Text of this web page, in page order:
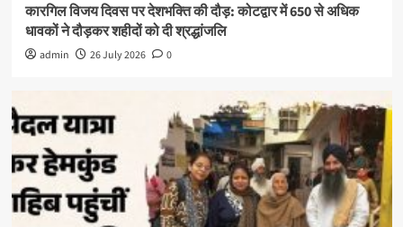
कारगिल विजय दिवस पर देशभक्ति की दौड़: कोटद्वार में 650 से अधिक
धावकों ने दौड़कर शहीदों को दी श्रद्धांजलि
admin 26 July 2026 0